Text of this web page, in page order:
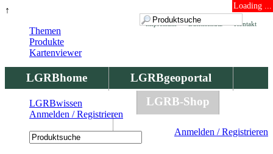
↑ Loading ...
Kontakt
Datenschutz
Impressum
LGRBhome
LGRBgeoportal
LGRBbohrungen
LGRB-Shop
Anmelden / Registrieren
Themen
Produkte
Kartenviewer
LGRBwissen
Anmelden / Registrieren